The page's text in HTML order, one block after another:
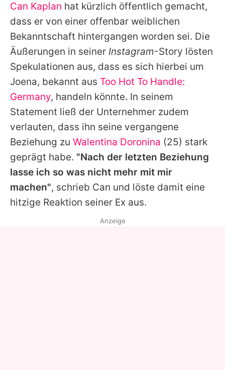
Alle Themen auf Promiflash
Jobs
App runterladen
Team
Redaktionelle Richtlinien
Impressum
Datenschutzerklärung
Utiq verwalten
Can Kaplan hat kürzlich öffentlich gemacht,
dass er von einer offenbar weiblichen
Bekanntschaft hintergangen worden sei. Die
Äußerungen in seiner Instagram-Story lösten
Spekulationen aus, dass es sich hierbei um
Joena, bekannt aus Too Hot To Handle:
Germany, handeln könnte. In seinem
Statement ließ der Unternehmer zudem
verlauten, dass ihn seine vergangene
Beziehung zu Walentina Doronina (25) stark
geprägt habe. "Nach der letzten Beziehung
lasse ich so was nicht mehr mit mir
machen", schrieb Can und löste damit eine
hitzige Reaktion seiner Ex aus.
Anzeige